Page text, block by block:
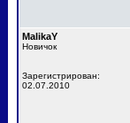
MalikaY
Новичок
Зарегистрирован:
02.07.2010